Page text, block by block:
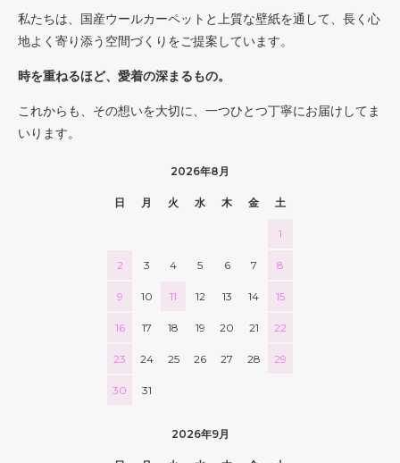
私たちは、国産ウールカーペットと上質な壁紙を通して、長く心
地よく寄り添う空間づくりをご提案しています。
時を重ねるほど、愛着の深まるもの。
これからも、その想いを大切に、一つひとつ丁寧にお届けしてま
いります。
2026年8月
日 月 火 水 木 金 土
1
2 3 4 5 6 7 8
9 10 11 12 13 14 15
16 17 18 19 20 21 22
23 24 25 26 27 28 29
30 31
2026年9月